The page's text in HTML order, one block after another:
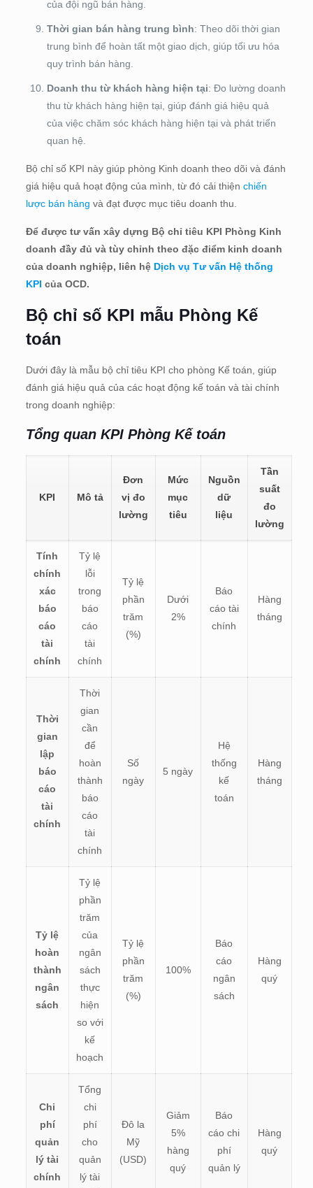
của đội ngũ bán hàng.
Thời gian bán hàng trung bình: Theo dõi thời gian
trung bình để hoàn tất một giao dịch, giúp tối ưu hóa
quy trình bán hàng.
Doanh thu từ khách hàng hiện tại: Đo lường doanh
thu từ khách hàng hiện tại, giúp đánh giá hiệu quả
của việc chăm sóc khách hàng hiện tại và phát triển
quan hệ.
Bộ chỉ số KPI này giúp phòng Kinh doanh theo dõi và đánh
giá hiệu quả hoạt động của mình, từ đó cải thiện chiến
lược bán hàng và đạt được mục tiêu doanh thu.
Để được tư vấn xây dựng Bộ chỉ tiêu KPI Phòng Kinh
doanh đầy đủ và tùy chỉnh theo đặc điểm kinh doanh
của doanh nghiệp, liên hệ Dịch vụ Tư vấn Hệ thống
KPI của OCD.
Bộ chỉ số KPI mẫu Phòng Kế
toán
Dưới đây là mẫu bộ chỉ tiêu KPI cho phòng Kế toán, giúp
đánh giá hiệu quả của các hoạt động kế toán và tài chính
trong doanh nghiệp:
Tổng quan KPI Phòng Kế toán
KPI Mô tả
Đơn
vị đo
lường
Mức
mục
tiêu
Nguồn
dữ
liệu
Tần
suất
đo
lường
Tính
chính
xác
báo
cáo
tài
chính
Tỷ lệ
lỗi
trong
báo
cáo
tài
chính
Tỷ lệ
phần
trăm
(%)
Dưới
2%
Báo
cáo tài
chính
Hàng
tháng
Thời
gian
lập
báo
cáo
tài
chính
Thời
gian
cần
để
hoàn
thành
báo
cáo
tài
chính
Số
ngày
5 ngày
Hệ
thống
kế
toán
Hàng
tháng
Tỷ lệ
hoàn
thành
ngân
sách
Tỷ lệ
phần
trăm
của
ngân
sách
thực
hiện
so với
kế
hoạch
Tỷ lệ
phần
trăm
(%)
100%
Báo
cáo
ngân
sách
Hàng
quý
Chi
phí
quản
lý tài
chính
Tổng
chi
phí
cho
quản
lý tài
Đô la
Mỹ
(USD)
Giảm
5%
hàng
quý
Báo
cáo chi
phí
quản lý
Hàng
quý